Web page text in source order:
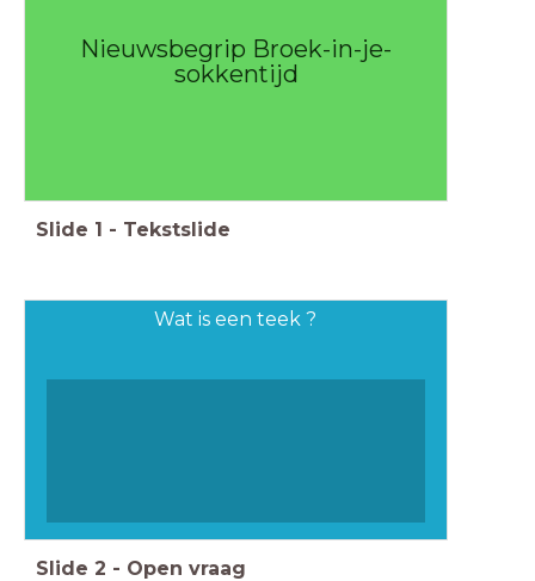
Nieuwsbegrip Broek-in-je-
sokkentijd
Slide 1 - Tekstslide
Wat is een teek ?
Slide 2 - Open vraag